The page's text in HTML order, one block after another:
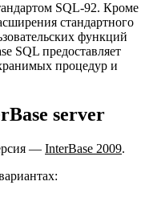
SQL-92. Кроме
стандартного
функций
SQL предоставляет
процедур и
server
— InterBase 2009.